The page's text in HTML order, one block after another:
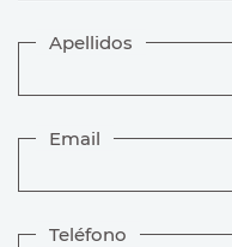
Apellidos
Email
Teléfono